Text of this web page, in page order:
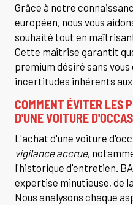
Grâce à notre
européen, nous vous
souhaité tout en
Cette maîtrise garantit
premium désiré sans
incertitudes inhérents
COMMENT ÉVITER LES
D'UNE VOITURE
L'achat d'une voiture
vigilance accrue,
l'historique d'entretien.
expertise minutieuse, de
Nous analysons chaque